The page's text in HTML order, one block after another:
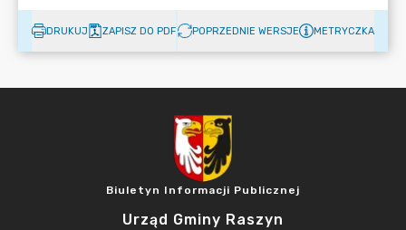
DRUKUJ ZAPISZ DO PDF POPRZEDNIE WERSJE METRYCZKA
Biuletyn Informacji Publicznej
Urząd Gminy Raszyn